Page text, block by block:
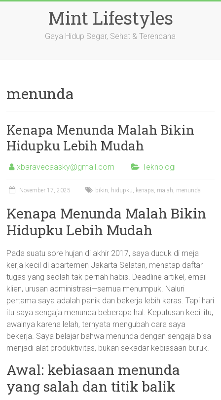
Mint Lifestyles
Gaya Hidup Segar, Sehat & Terencana
menunda
Kenapa Menunda Malah Bikin
Hidupku Lebih Mudah
xbaravecaasky@gmail.com Teknologi
November 17, 2025 bikin, hidupku, kenapa, malah, menunda
Kenapa Menunda Malah Bikin
Hidupku Lebih Mudah
Pada suatu sore hujan di akhir 2017, saya duduk di meja
kerja kecil di apartemen Jakarta Selatan, menatap daftar
tugas yang seolah tak pernah habis. Deadline artikel, email
klien, urusan administrasi—semua menumpuk. Naluri
pertama saya adalah panik dan bekerja lebih keras. Tapi hari
itu saya sengaja menunda beberapa hal. Keputusan kecil itu,
awalnya karena lelah, ternyata mengubah cara saya
bekerja. Saya belajar bahwa menunda dengan sengaja bisa
menjadi alat produktivitas, bukan sekadar kebiasaan buruk.
Awal: kebiasaan menunda
yang salah dan titik balik